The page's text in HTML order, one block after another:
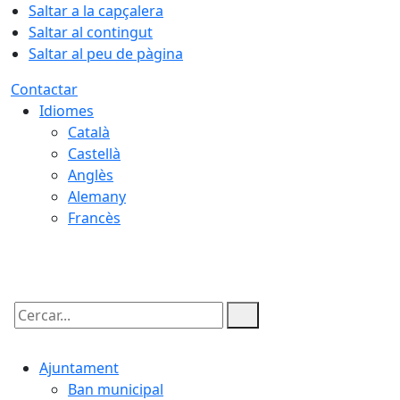
Saltar a la capçalera
Saltar al contingut
Saltar al peu de pàgina
Contactar
Idiomes
Català
Castellà
Anglès
Alemany
Francès
Cercar:
Ajuntament
Ban municipal